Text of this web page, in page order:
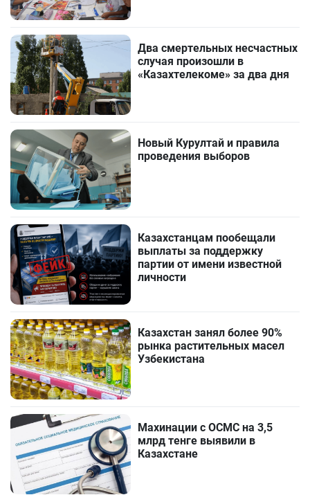
Два смертельных несчастных
случая произошли в
«Казахтелекоме» за два дня
Новый Курултай и правила
проведения выборов
Казахстанцам пообещали
выплаты за поддержку
партии от имени известной
личности
Казахстан занял более 90%
рынка растительных масел
Узбекистана
Махинации с ОСМС на 3,5
млрд тенге выявили в
Казахстане